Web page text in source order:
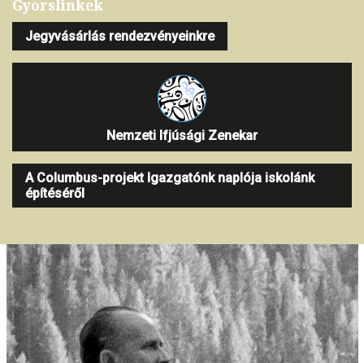
Gyorslinkek
Jegyvásárlás rendezvényeinkre
Nemzeti Ifjúsági Zenekar
A Columbus-projekt Igazgatónk naplója iskolánk
építéséről